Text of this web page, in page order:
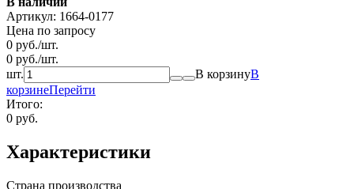
Артикул: 1664-0177
Цена по запросу
0 руб./шт.
0 руб./шт.
шт.
В корзинуВ
корзинеПерейти
Итого:
0 руб.
Характеристики
Страна производства